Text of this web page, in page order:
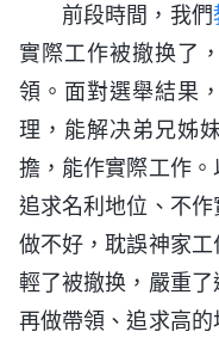
前段時間，我們
實際工作被撤换了
領。面對選舉結果
理，能解决弟兄姊
擔，能作實際工作
追求名利地位、不
做不好，耽誤神家工
輕了被撤换，嚴重
再做帶領、追求高